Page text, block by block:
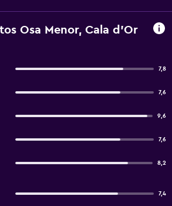
Osa Menor, Cala d'Or
7,8
7,6
9,6
7,6
8,2
7,4